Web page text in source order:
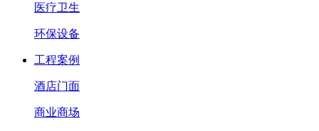
医疗卫生
环保设备
工程案例
酒店门面
商业商场